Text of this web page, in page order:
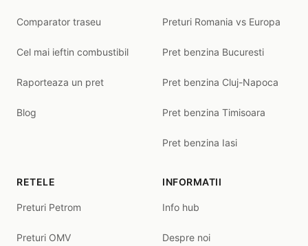
Comparator traseu
Cel mai ieftin combustibil
Raporteaza un pret
Blog
Preturi Romania vs Europa
Pret benzina Bucuresti
Pret benzina Cluj-Napoca
Pret benzina Timisoara
Pret benzina Iasi
RETELE
Preturi Petrom
Preturi OMV
INFORMATII
Info hub
Despre noi